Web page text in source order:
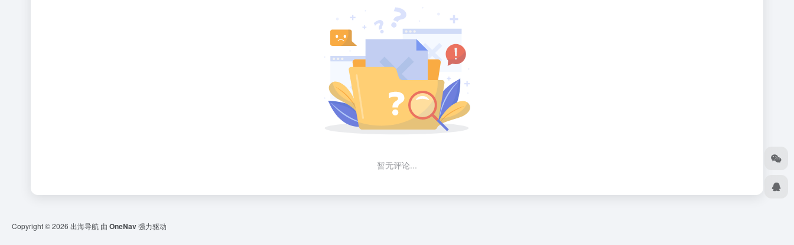
暂无评论...
Copyright © 2026 出海导航 由 OneNav强力驱动